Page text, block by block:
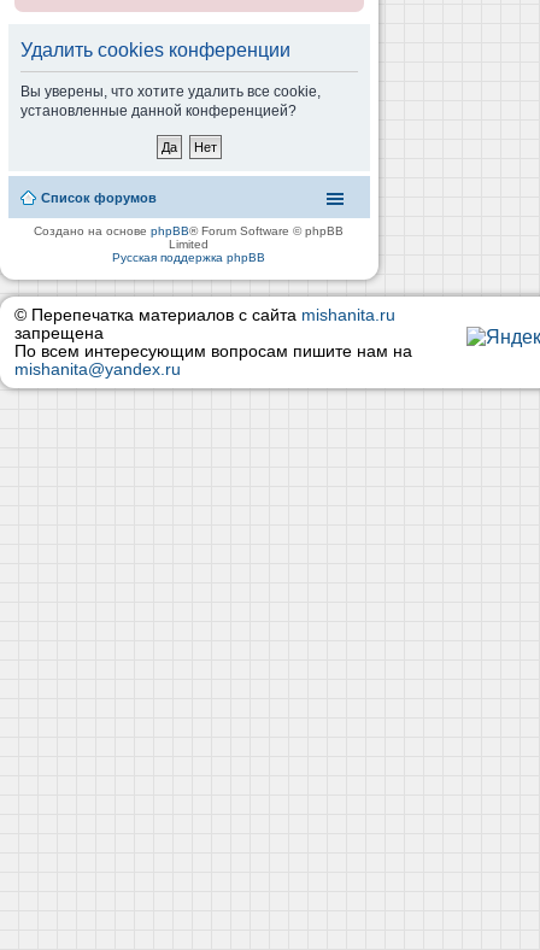
Удалить cookies конференции
Вы уверены, что хотите удалить все cookie,
установленные данной конференцией?
Список форумов
Создано на основеphpBB® Forum Software © phpBB
Limited
Русская поддержка phpBB
© Перепечатка материалов с сайта mishanita.ru
запрещена
По всем интересующим вопросам пишите нам на
mishanita@yandex.ru